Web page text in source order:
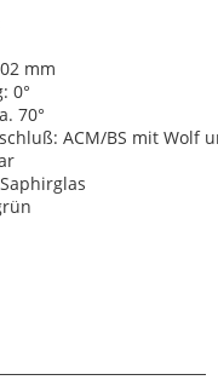
mm
0°
70°
ACM/BS mit Wolf